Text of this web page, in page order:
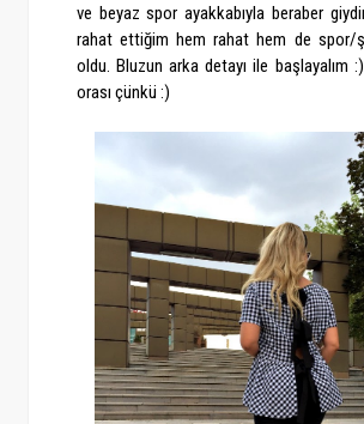
ve beyaz spor ayakkabıyla beraber
rahat ettiğim hem rahat hem de spor/
oldu. Bluzun arka detayı ile başlayalım
orası çünkü :)